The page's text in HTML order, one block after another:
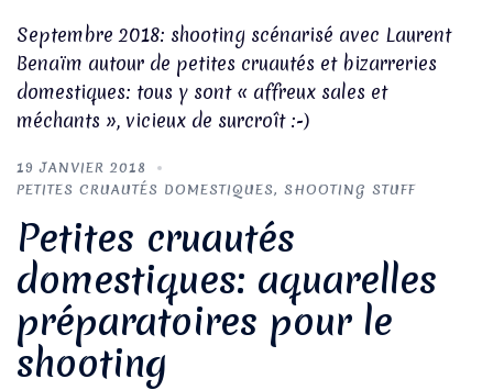
Septembre 2018: shooting scénarisé avec Laurent
Benaïm autour de petites cruautés et bizarreries
domestiques: tous y sont « affreux sales et
méchants », vicieux de surcroît :-)
19 JANVIER 2018
PETITES CRUAUTÉS DOMESTIQUES, SHOOTING STUFF
Petites cruautés
domestiques: aquarelles
préparatoires pour le
shooting